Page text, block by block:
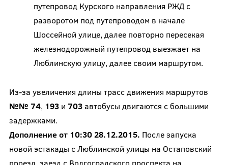
путепровод Курского направления РЖД с
разворотом под путепроводом в начале
Шоссейной улице, далее повторно пересекая
железнодорожный путепровод выезжает на
Люблинскую улицу, далее своим маршрутом.
Из-за увеличения длины трасс движения маршрутов
№№ 74, 193и 703автобусы двигаются с большими
задержками.
Дополнение от 10:30 28.12.2015. После запуска
новой эстакады с Люблинской улицы на Остаповский
проезд, заезд с Волгоградского проспекта на